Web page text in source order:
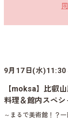
9月17日(水)11:30
【moksa】比叡
料理＆館内スペシ
～まるで美術館！？